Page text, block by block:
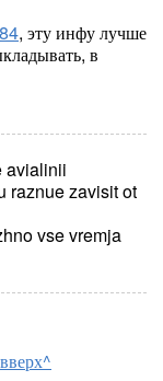
, эту инфу лучше
в
avialinii
raznue zavisit ot
vse vremja
вверх^